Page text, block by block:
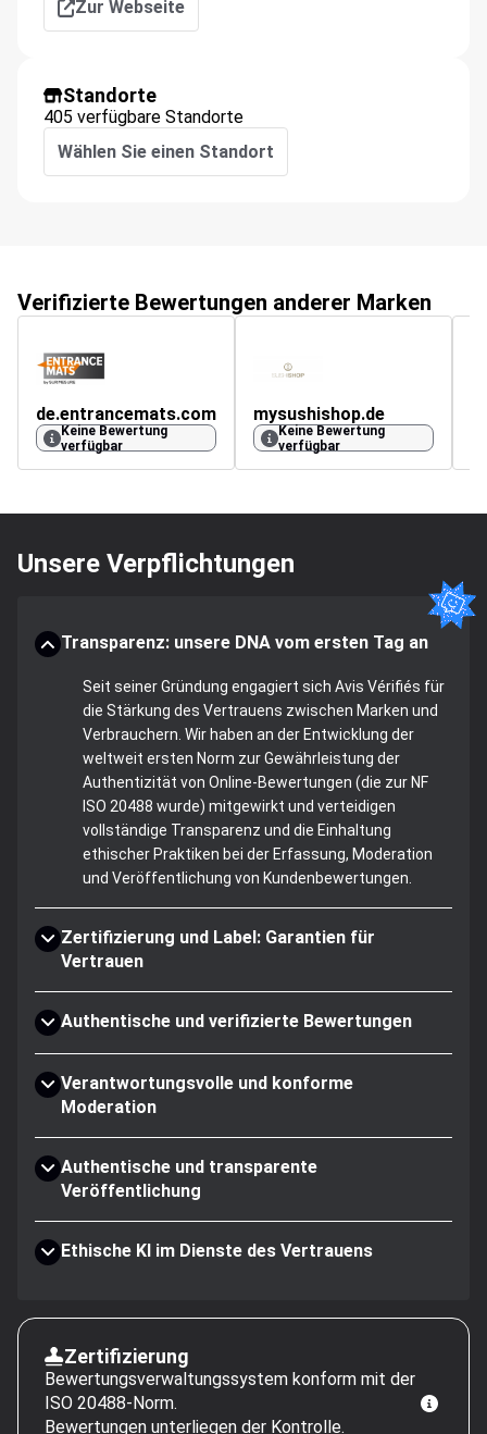
Zur Webseite
Standorte
405 verfügbare Standorte
Wählen Sie einen Standort
Verifizierte Bewertungen anderer Marken
de.entrancemats.com
Keine Bewertung
verfügbar
mysushishop.de
Keine Bewertung
verfügbar
Unsere Verpflichtungen
Transparenz: unsere DNA vom ersten Tag an
Seit seiner Gründung engagiert sich Avis Vérifiés für
die Stärkung des Vertrauens zwischen Marken und
Verbrauchern. Wir haben an der Entwicklung der
weltweit ersten Norm zur Gewährleistung der
Authentizität von Online-Bewertungen (die zur NF
ISO 20488 wurde) mitgewirkt und verteidigen
vollständige Transparenz und die Einhaltung
ethischer Praktiken bei der Erfassung, Moderation
und Veröffentlichung von Kundenbewertungen.
Zertifizierung und Label: Garantien für
Vertrauen
Authentische und verifizierte Bewertungen
Verantwortungsvolle und konforme
Moderation
Authentische und transparente
Veröffentlichung
Ethische KI im Dienste des Vertrauens
Zertifizierung
Bewertungsverwaltungssystem konform mit der
ISO 20488-Norm.
Bewertungen unterliegen der Kontrolle.